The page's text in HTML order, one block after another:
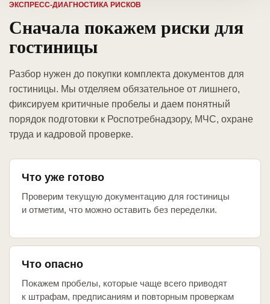
ЭКСПРЕСС-ДИАГНОСТИКА РИСКОВ
Сначала покажем риски для
гостиницы
Разбор нужен до покупки комплекта документов для
гостиницы. Мы отделяем обязательное от лишнего,
фиксируем критичные пробелы и даем понятный
порядок подготовки к Роспотребнадзору, МЧС, охране
труда и кадровой проверке.
Что уже готово
Проверим текущую документацию для гостиницы
и отметим, что можно оставить без переделки.
Что опасно
Покажем пробелы, которые чаще всего приводят
к штрафам, предписаниям и повторным проверкам